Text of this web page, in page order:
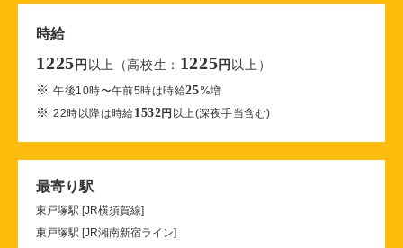
時給
1225 円 以上（高校生： 1225 円 以上）
※午後10時〜午前5時は時給25%増
※22時以降は時給1532円 以上(深夜手当含む)
最寄り駅
東戸塚駅 [JR横須賀線]
東戸塚駅 [JR湘南新宿ライン]